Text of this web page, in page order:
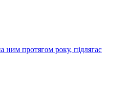
ним протягом року, підлягає